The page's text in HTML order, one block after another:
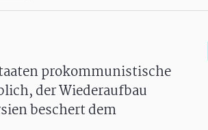
prokommunistische
der Wiederaufbau
beschert dem